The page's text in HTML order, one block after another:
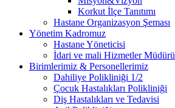
Korkut İlçe Tanıtımı
Hastane Organizasyon Şeması
Yönetim Kadromuz
Hastane Yöneticisi
İdari ve mali Hizmetler Müdürü
Birimlerimiz & Personellerimiz
Dahiliye Polikliniği 1/2
Çocuk Hastalıkları Polikliniği
Diş Hastalıkları ve Tedavisi